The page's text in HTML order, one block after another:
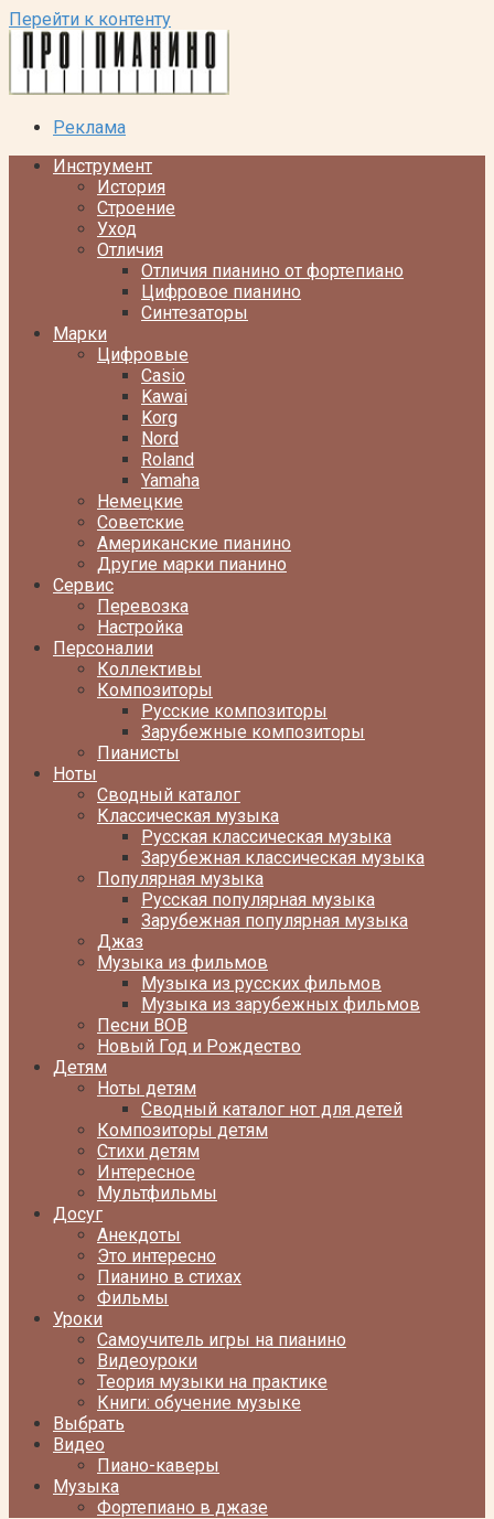
Перейти к контенту
Реклама
Инструмент
История
Строение
Уход
Отличия
Отличия пианино от фортепиано
Цифровое пианино
Синтезаторы
Марки
Цифровые
Casio
Kawai
Korg
Nord
Roland
Yamaha
Немецкие
Советские
Американские пианино
Другие марки пианино
Сервис
Перевозка
Настройка
Персоналии
Коллективы
Композиторы
Русские композиторы
Зарубежные композиторы
Пианисты
Ноты
Сводный каталог
Классическая музыка
Русская классическая музыка
Зарубежная классическая музыка
Популярная музыка
Русская популярная музыка
Зарубежная популярная музыка
Джаз
Музыка из фильмов
Музыка из русских фильмов
Музыка из зарубежных фильмов
Песни ВОВ
Новый Год и Рождество
Детям
Ноты детям
Сводный каталог нот для детей
Композиторы детям
Стихи детям
Интересное
Мультфильмы
Досуг
Анекдоты
Это интересно
Пианино в стихах
Фильмы
Уроки
Самоучитель игры на пианино
Видеоуроки
Теория музыки на практике
Книги: обучение музыке
Выбрать
Видео
Пиано-каверы
Музыка
Фортепиано в джазе